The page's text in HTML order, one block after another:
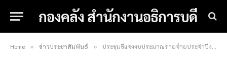
กองคลัง สำนักงานอธิการบดี
Home » ข่าวประชาสัมพันธ์ » ประชุมชี้แจงงบประมาณรายจ่ายประจำปีงบประมาณ พ.ศ. ๒๕๖๓